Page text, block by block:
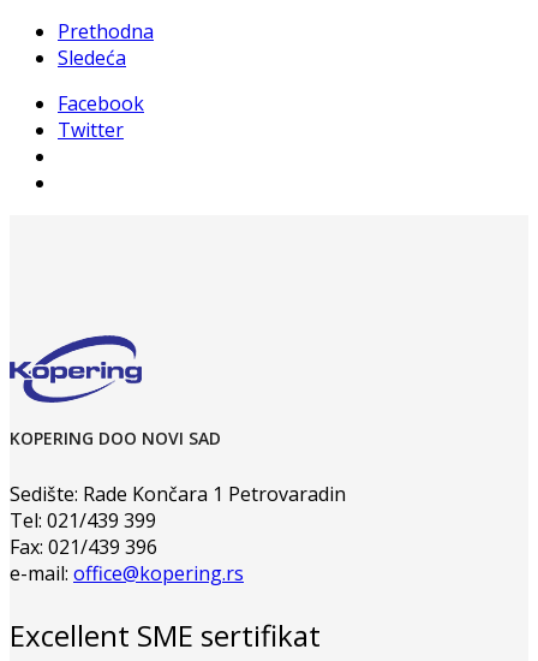
Prethodna
Sledeća
Facebook
Twitter
KOPERING DOO NOVI SAD
Sedište: Rade Končara 1 Petrovaradin
Tel: 021/439 399
Fax: 021/439 396
e-mail: office@kopering.rs
Excellent SME sertifikat